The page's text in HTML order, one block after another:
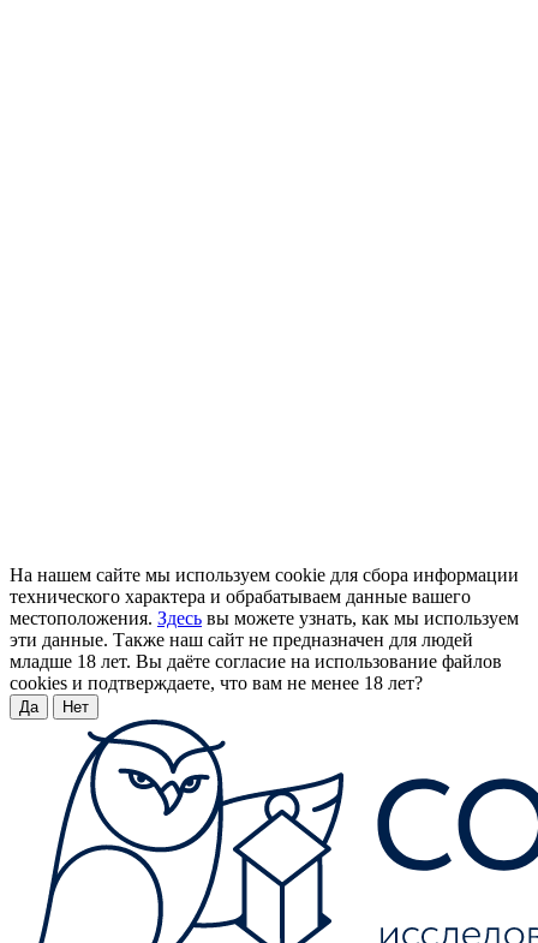
На нашем сайте мы используем cookie для сбора информации
технического характера и обрабатываем данные вашего
местоположения. Здесь вы можете узнать, как мы используем
эти данные. Также наш сайт не предназначен для людей
младше 18 лет. Вы даёте согласие на использование файлов
cookies и подтверждаете, что вам не менее 18 лет?
Да Нет